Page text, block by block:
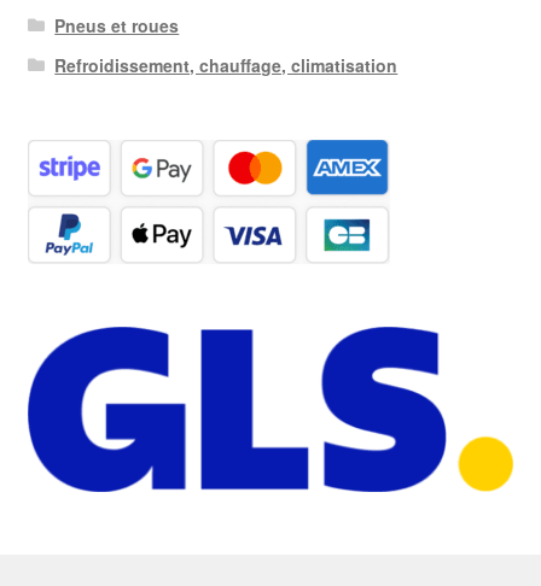
Pneus et roues
Refroidissement, chauffage, climatisation